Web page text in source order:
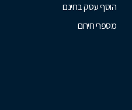
הוסף עסק בחינם
מספרי חירום